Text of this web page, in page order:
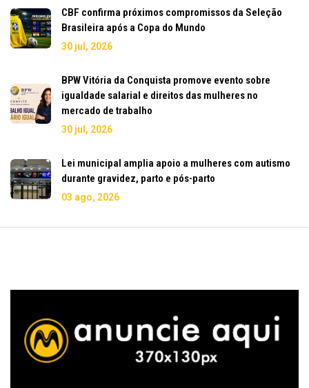
CBF confirma próximos compromissos da Seleção
Brasileira após a Copa do Mundo
30 jul, 2026
BPW Vitória da Conquista promove evento sobre
igualdade salarial e direitos das mulheres no
mercado de trabalho
30 jul, 2026
Lei municipal amplia apoio a mulheres com autismo
durante gravidez, parto e pós-parto
03 ago, 2026